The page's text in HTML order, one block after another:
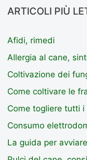
ARTICOLI PIÙ
Afidi, rimedi
Allergia al cane,
Coltivazione dei
Come coltivare le
Come togliere tutti
Consumo
La guida per